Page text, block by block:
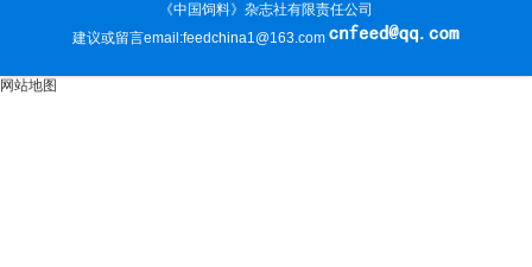
《中国饲料》杂志社有限责任公司
建议或留言email:feedchina1@163.com
网站地图